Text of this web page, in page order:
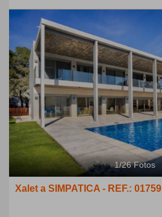
Previous
1/26Fotos
Xalet a SIMPATICA - REF.: 01759